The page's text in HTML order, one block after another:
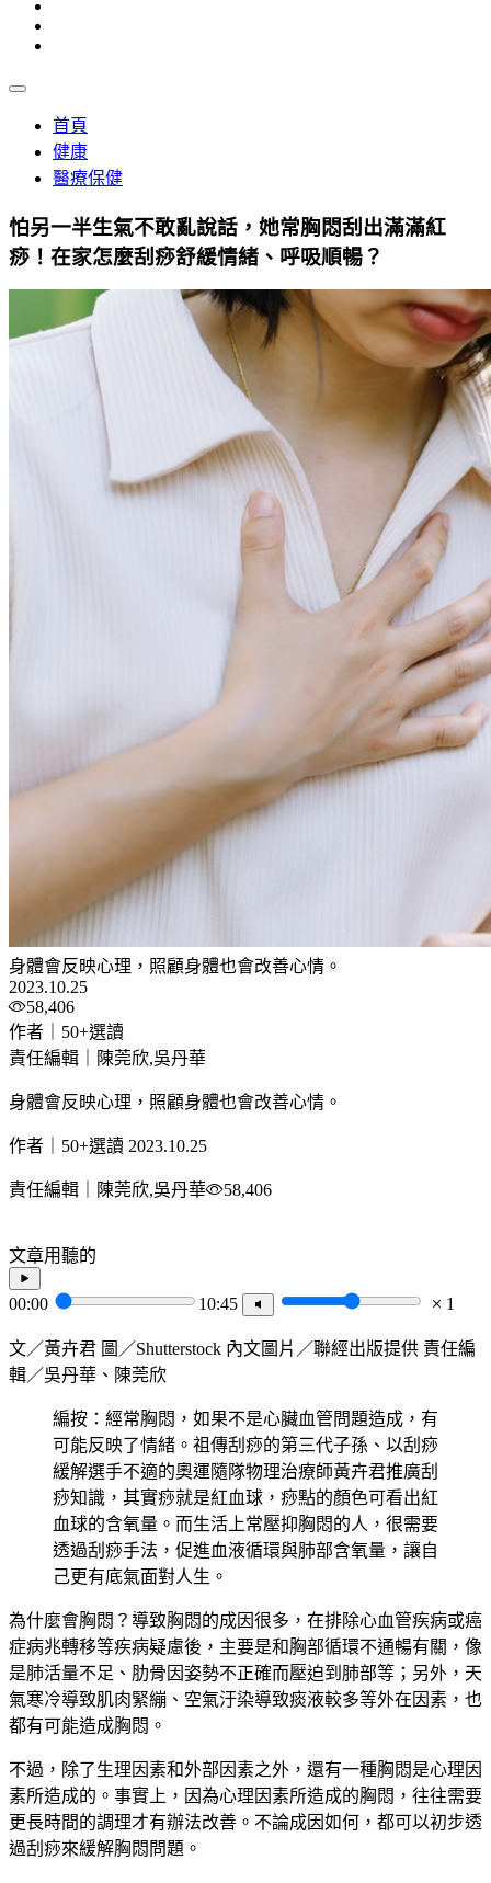
首頁
健康
醫療保健
怕另一半生氣不敢亂說話，她常胸悶刮出滿滿紅
痧！在家怎麼刮痧舒緩情緒、呼吸順暢？
身體會反映心理，照顧身體也會改善心情。
2023.10.25
58,406
作者｜50+選讀
責任編輯｜陳莞欣,吳丹華
身體會反映心理，照顧身體也會改善心情。
作者｜50+選讀 2023.10.25
責任編輯｜陳莞欣,吳丹華 58,406
文章用聽的
00:00 10:45 1
文／黃卉君 圖／Shutterstock 內文圖片／聯經出版提供 責任編
輯／吳丹華、陳莞欣
編按：經常胸悶，如果不是心臟血管問題造成，有
可能反映了情緒。祖傳刮痧的第三代子孫、以刮痧
緩解選手不適的奧運隨隊物理治療師黃卉君推廣刮
痧知識，其實痧就是紅血球，痧點的顏色可看出紅
血球的含氧量。而生活上常壓抑胸悶的人，很需要
透過刮痧手法，促進血液循環與肺部含氧量，讓自
己更有底氣面對人生。
為什麼會胸悶？導致胸悶的成因很多，在排除心血管疾病或癌
症病兆轉移等疾病疑慮後，主要是和胸部循環不通暢有關，像
是肺活量不足、肋骨因姿勢不正確而壓迫到肺部等；另外，天
氣寒冷導致肌肉緊繃、空氣汙染導致痰液較多等外在因素，也
都有可能造成胸悶。
不過，除了生理因素和外部因素之外，還有一種胸悶是心理因
素所造成的。事實上，因為心理因素所造成的胸悶，往往需要
更長時間的調理才有辦法改善。不論成因如何，都可以初步透
過刮痧來緩解胸悶問題。